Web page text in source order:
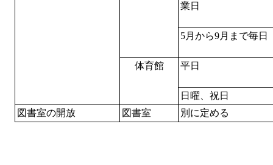
業日
5月から9月まで毎日
体育館 平日
日曜、祝日
図書室の開放
図書室 別に定める